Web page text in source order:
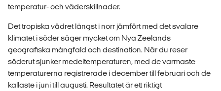
temperatur- och väderskillnader.
Det tropiska vädret längst i norr jämfört med det svalare
klimatet i söder säger mycket om Nya Zeelands
geografiska mångfald och destination. När du reser
söderut sjunker medeltemperaturen, med de varmaste
temperaturerna registrerade i december till februari och de
kallaste i juni till augusti. Resultatet är ett riktigt